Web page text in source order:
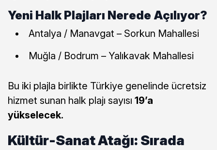
Yeni Halk Plajları Nerede Açılıyor?
Antalya / Manavgat – Sorkun Mahallesi
Muğla / Bodrum – Yalıkavak Mahallesi
Bu iki plajla birlikte Türkiye genelinde ücretsiz
hizmet sunan halk plajı sayısı 19’a
yükselecek.
Kültür-Sanat Atağı: Sırada